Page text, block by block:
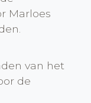
Marloes
van het
de